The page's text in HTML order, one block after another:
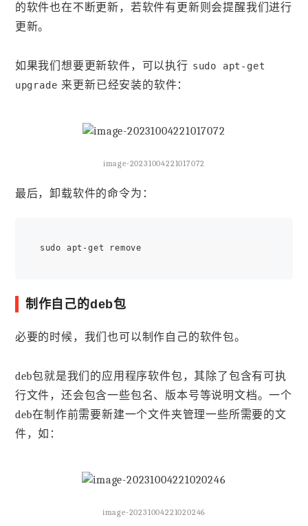
的软件也在不断更新，若软件有更新则会提醒我们进行
更新。
如果我们想要更新软件，可以执行 sudo apt-get
upgrade 来更新已经安装的软件：
image-20231004221017072
最后，卸载软件的命令为：
制作自己的deb包
必要的时候，我们也可以制作自己的软件包。
deb包就是我们的应用程序软件包，其除了包含有可执
行文件，还会包含一些包名、版本号等说明文档。一个
deb在制作前需要新建一个文件夹管理一些所需要的文
件，如：
image-20231004221020246